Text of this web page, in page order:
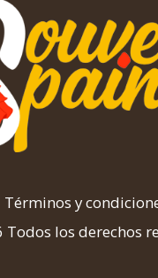
Términos y
los derechos